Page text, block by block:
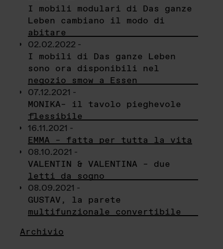
I mobili modulari di Das ganze
Leben cambiano il modo di
abitare
02.02.2022 -
I mobili di Das ganze Leben
sono ora disponibili nel
negozio smow a Essen
07.12.2021 -
MONIKA– il tavolo pieghevole
flessibile
16.11.2021 -
EMMA – fatta per tutta la vita
08.10.2021 -
VALENTIN & VALENTINA – due
letti da sogno
08.09.2021 -
GUSTAV, la parete
multifunzionale convertibile
Archivio